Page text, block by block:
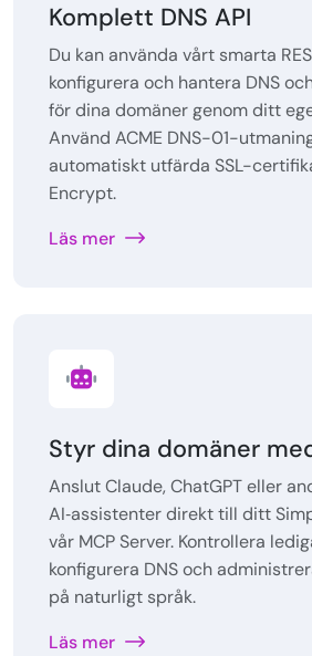
Komplett DNS API
Du kan använda vårt smarta
konfigurera och hantera DNS
för dina domäner genom ditt
Använd ACME DNS-01-
automatiskt utfärda SSL-
Encrypt.
Läs mer
Styr dina domäner
Anslut Claude, ChatGPT eller
AI‑assistenter direkt till ditt
vår MCP Server. Kontrollera
konfigurera DNS och
på naturligt språk.
Läs mer